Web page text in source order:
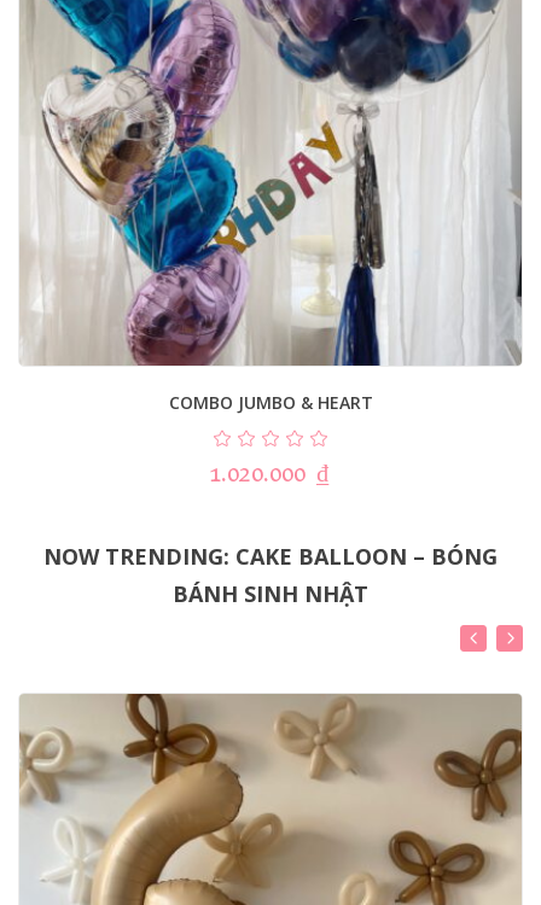
COMBO JUMBO & HEART
1.020.000 ₫
NOW TRENDING: CAKE BALLOON – BÓNG
BÁNH SINH NHẬT